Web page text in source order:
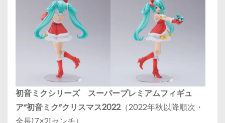
初音ミクシリーズ スーパープレミアムフィギュ
ア“初音ミク”クリスマス2022（2022年秋以降順次・